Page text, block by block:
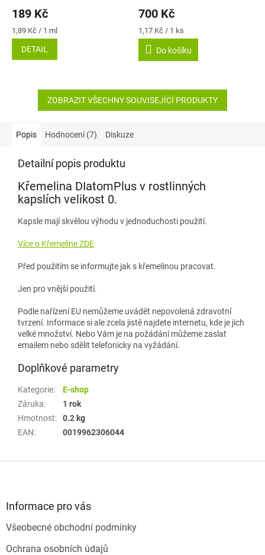
produktu
je
5,0
5
189 Kč
Měrná
cena:
1,89 Kč / 1 ml
DETAIL
produktu
je
5,0
5
700 Kč
Měrná
cena:
1,17 Kč / 1 ks
Do košíku
ZOBRAZIT VŠECHNY SOUVISEJÍCÍ PRODUKTY
Popis Hodnocení (7) Diskuze
Detailní popis produktu
Křemelina DIatomPlus v rostlinných
kapslích velikost 0.
Kapsle mají skvělou výhodu v jednoduchosti použití.
Více o Křemeline ZDE
Před použitím se informujte jak s křemelinou pracovat.
Jen pro vnější použití.
Podle nařízení EU nemůžeme uvádět nepovolená zdravotní
tvrzení. Informace si ale zcela jistě najdete internetu, kde je jich
velké množství. Nebo Vám je na požádání můžeme zaslat
emailem nebo sdělit telefonicky na vyžádání.
Doplňkové parametry
Kategorie:
E-shop
Záruka:
1 rok
Hmotnost:
0.2 kg
EAN: 0019962306044
Informace pro vás
Všeobecné obchodní podmínky
Ochrana osobních údajů